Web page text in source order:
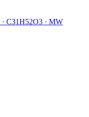
· C31H52O3 · MW